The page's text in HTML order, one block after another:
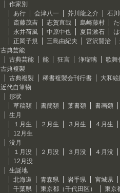
作家別
あ行
会津八一 芥川龍之介
石
斎藤茂吉
志賀直哉 島崎藤村
永井荷風
中原中也 夏目漱石
正岡子規
三島由紀夫 宮沢賢治
古典芸能
古典芸能
能 狂言 浄瑠璃
歌舞
古典複製
古典複製
稀書複製会刊行書
大和
近代自筆物
形状
草稿類
書簡類 葉書類
書画類
生月
１月生
２月生 ３月生
４月生
12月生
没月
１月没
２月没 ３月没
４月没
12月没
生誕地
北海道
青森県 岩手県
宮城県
千葉県
東京都（千代田区） 東京